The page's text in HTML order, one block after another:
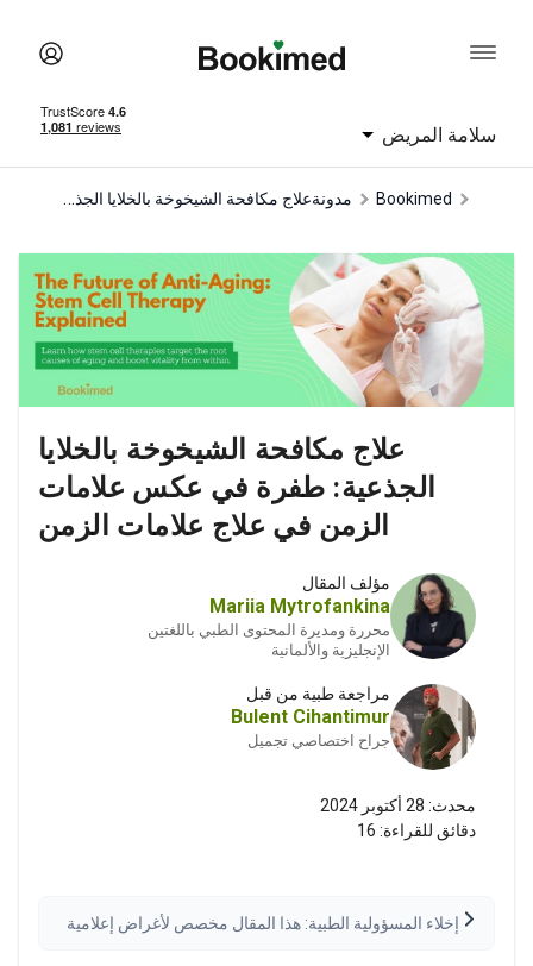
سلامة المريض
Bookimed مدونة علاج مكافحة الشيخوخة بالخلايا الجذعية: طفرة في عكس علامات الزمن في علاج علامات الزمن
علاج مكافحة الشيخوخة بالخلايا
الجذعية: طفرة في عكس علامات
الزمن في علاج علامات الزمن
مؤلف المقال
Mariia Mytrofankina
محررة ومديرة المحتوى الطبي باللغتين
الإنجليزية والألمانية
مراجعة طبية من قبل
Bulent Cihantimur
جراح اختصاصي تجميل
محدث: 28 أكتوبر 2024
دقائق للقراءة: 16
إخلاء المسؤولية الطبية: هذا المقال مخصص لأغراض إعلامية